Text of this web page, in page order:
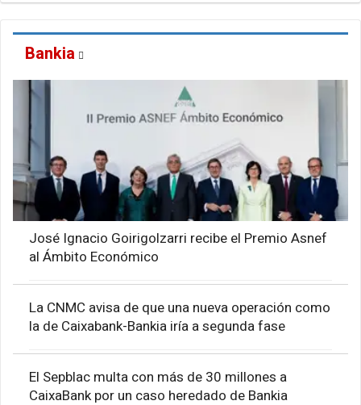
Bankia
José Ignacio Goirigolzarri recibe el Premio Asnef
al Ámbito Económico
La CNMC avisa de que una nueva operación como
la de Caixabank-Bankia iría a segunda fase
El Sepblac multa con más de 30 millones a
CaixaBank por un caso heredado de Bankia